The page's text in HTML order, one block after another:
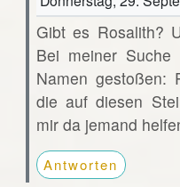
Gibt es Rosalith?
Bei meiner
Namen gestoßen:
die auf diesen
mir da jemand
Antworten